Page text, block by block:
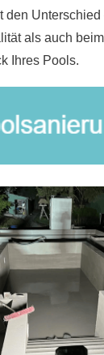
den
als auch beim
Ihres Pools.